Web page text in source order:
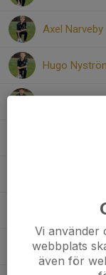
Axel Narveby
Hugo
Sandro Litrić
Theo Jugo
Vi använder
webbplats
även för